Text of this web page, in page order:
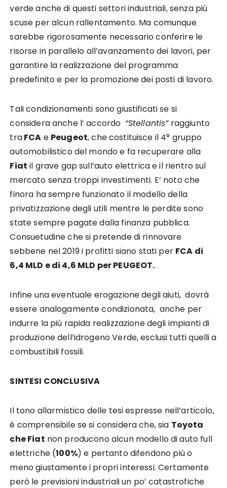
verde anche di questi settori industriali, senza più
scuse per alcun rallentamento. Ma comunque
sarebbe rigorosamente necessario conferire le
risorse in parallelo all’avanzamento dei lavori, per
garantire la realizzazione del programma
predefinito e per la promozione dei posti di lavoro.
Tali condizionamenti sono giustificati se si
considera anche l’ accordo “Stellantis”raggiunto
traFCA e Peugeot, che costituisce il 4° gruppo
automobilistico del mondo e fa recuperare alla
Fiat il grave gap sull’auto elettrica e il rientro sul
mercato senza troppi investimenti. E’ noto che
finora ha sempre funzionato il modello della
privatizzazione degli utili mentre le perdite sono
state sempre pagate dalla finanza pubblica.
Consuetudine che si pretende di rinnovare
sebbene nel 2019 i profitti siano stati per FCA di
6,4 MLD e di 4,6 MLD per PEUGEOT.
Infine una eventuale erogazione degli aiuti, dovrà
essere analogamente condizionata, anche per
indurre la più rapida realizzazione degli impianti di
produzione dell’idrogeno Verde, esclusi tutti quelli a
combustibili fossili.
SINTESI CONCLUSIVA
Il tono allarmistico delle tesi espresse nell’articolo,
è comprensibile se si considera che, sia Toyota
che Fiat non producono alcun modello di auto full
elettriche (100%) e pertanto difendono più o
meno giustamente i propri interessi. Certamente
però le previsioni industriali un po’ catastrofiche